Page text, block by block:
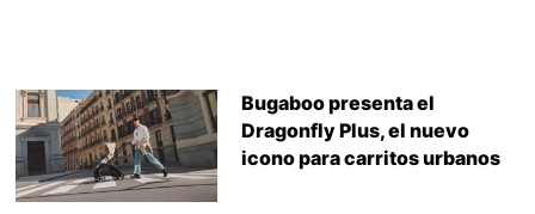
Bugaboo presenta el
Dragonfly Plus, el nuevo
icono para carritos urbanos